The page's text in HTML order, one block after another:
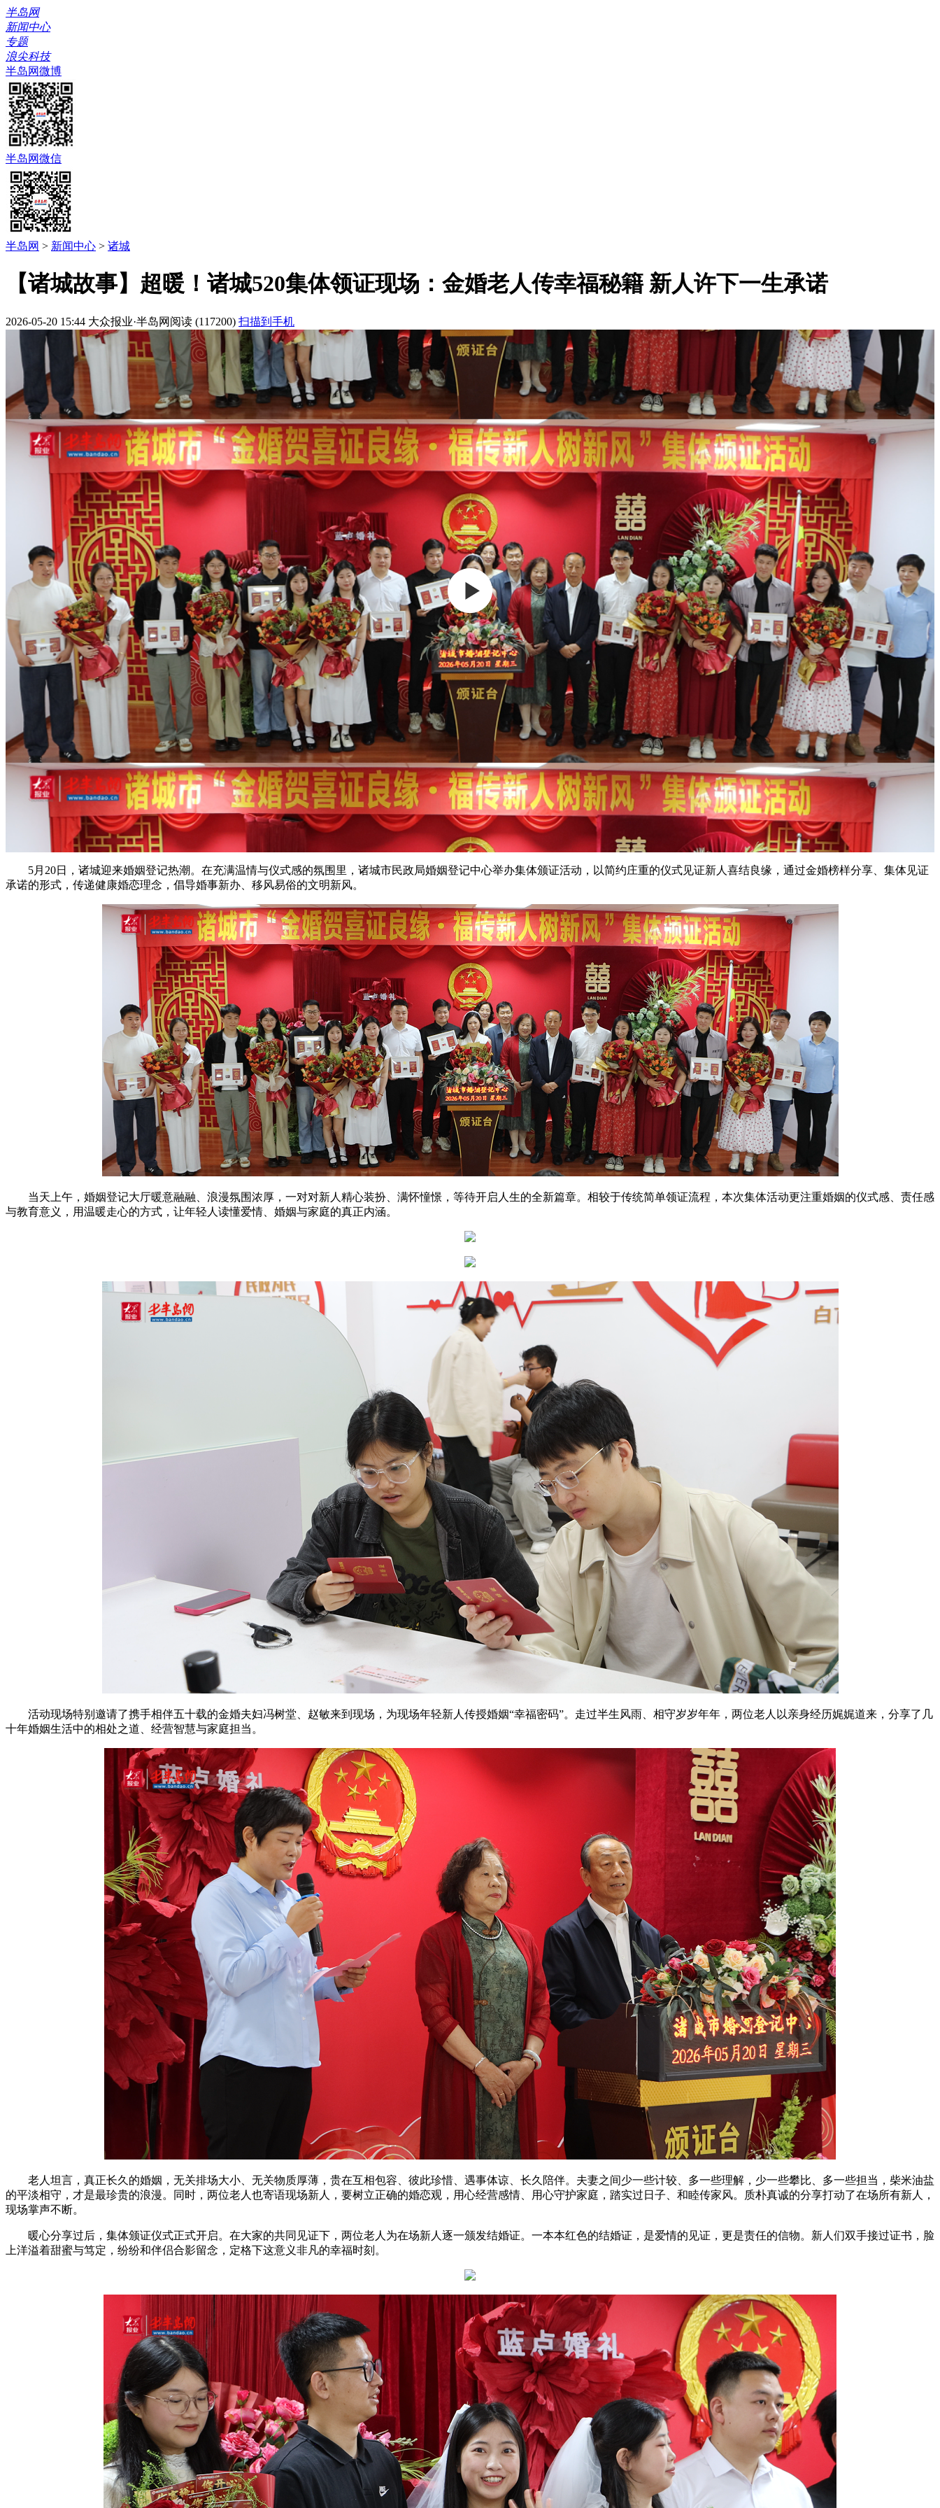
半岛网
新闻中心
专题
浪尖科技
半岛网微博
半岛网微信
半岛网 > 新闻中心 > 诸城
【诸城故事】超暖！诸城520集体领证现场：金婚老人传幸福秘籍 新人许下一生承诺
2026-05-20 15:44 大众报业·半岛网 阅读 (117200) 扫描到手机
5月20日，诸城迎来婚姻登记热潮。在充满温情与仪式感的氛围里，诸城市民政局婚姻登记中心举办集体颁证活动，以简约庄重的仪式见证新人喜结良缘，通过金婚榜样分享、集体见证
承诺的形式，传递健康婚恋理念，倡导婚事新办、移风易俗的文明新风。
当天上午，婚姻登记大厅暖意融融、浪漫氛围浓厚，一对对新人精心装扮、满怀憧憬，等待开启人生的全新篇章。相较于传统简单领证流程，本次集体活动更注重婚姻的仪式感、责任感
与教育意义，用温暖走心的方式，让年轻人读懂爱情、婚姻与家庭的真正内涵。
活动现场特别邀请了携手相伴五十载的金婚夫妇冯树堂、赵敏来到现场，为现场年轻新人传授婚姻“幸福密码”。走过半生风雨、相守岁岁年年，两位老人以亲身经历娓娓道来，分享了几
十年婚姻生活中的相处之道、经营智慧与家庭担当。
老人坦言，真正长久的婚姻，无关排场大小、无关物质厚薄，贵在互相包容、彼此珍惜、遇事体谅、长久陪伴。夫妻之间少一些计较、多一些理解，少一些攀比、多一些担当，柴米油盐
的平淡相守，才是最珍贵的浪漫。同时，两位老人也寄语现场新人，要树立正确的婚恋观，用心经营感情、用心守护家庭，踏实过日子、和睦传家风。质朴真诚的分享打动了在场所有新人，
现场掌声不断。
暖心分享过后，集体颁证仪式正式开启。在大家的共同见证下，两位老人为在场新人逐一颁发结婚证。一本本红色的结婚证，是爱情的见证，更是责任的信物。新人们双手接过证书，脸
上洋溢着甜蜜与笃定，纷纷和伴侣合影留念，定格下这意义非凡的幸福时刻。